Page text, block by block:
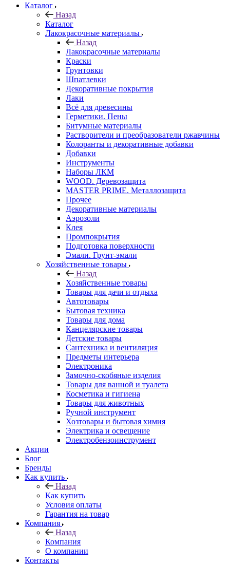
Каталог
Назад
Каталог
Лакокрасочные материалы
Назад
Лакокрасочные материалы
Краски
Грунтовки
Шпатлевки
Декоративные покрытия
Лаки
Всё для древесины
Герметики. Пены
Битумные материалы
Растворители и преобразователи ржавчины
Колоранты и декоративные добавки
Добавки
Инструменты
Наборы ЛКМ
WOOD. Деревозащита
MASTER PRIME. Металлозащита
Прочее
Декоративные материалы
Аэрозоли
Клея
Промпокрытия
Подготовка поверхности
Эмали. Грунт-эмали
Хозяйственные товары
Назад
Хозяйственные товары
Товары для дачи и отдыха
Автотовары
Бытовая техника
Товары для дома
Канцелярские товары
Детские товары
Сантехника и вентиляция
Предметы интерьера
Электроника
Замочно-скобяные изделия
Товары для ванной и туалета
Косметика и гигиена
Товары для животных
Ручной инструмент
Хозтовары и бытовая химия
Электрика и освещение
Электробензоинструмент
Акции
Блог
Бренды
Как купить
Назад
Как купить
Условия оплаты
Гарантия на товар
Компания
Назад
Компания
О компании
Контакты